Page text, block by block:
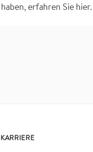
haben, erfahren Sie hier.
KARRIERE